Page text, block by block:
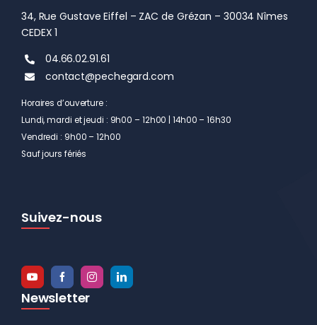
34, Rue Gustave Eiffel – ZAC de Grézan – 30034 Nîmes
CEDEX 1
04.66.02.91.61
contact@pechegard.com
Horaires d’ouverture :
Lundi, mardi et jeudi : 9h00 – 12h00 | 14h00 – 16h30
Vendredi : 9h00 – 12h00
Sauf jours fériés
Suivez-nous
Newsletter